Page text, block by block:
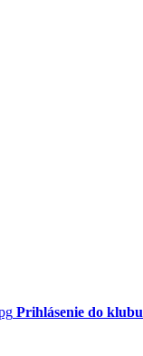
Prihlásenie do klubu